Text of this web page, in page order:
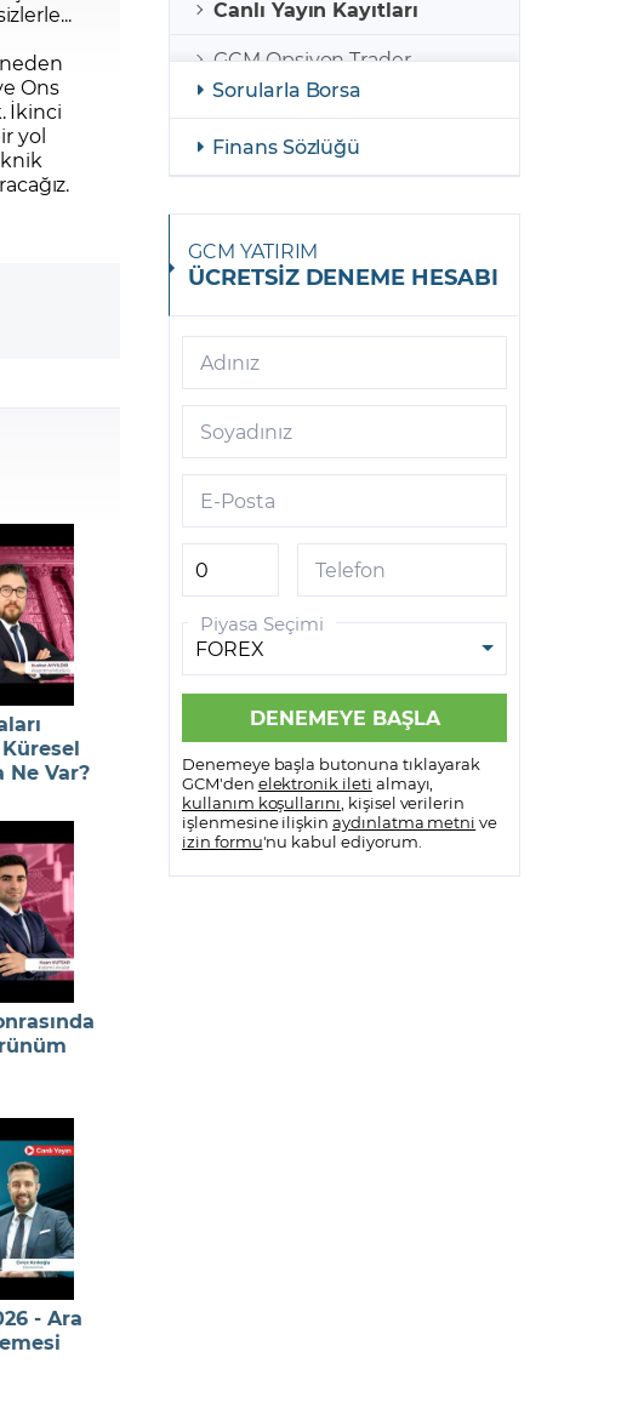
Ons
İkinci
yol
Küresel
Ne Var?
- Ara
Canlı Yayın Kayıtları
GCM Opsiyon Trader
GCM Opsiyon Meta Trader 5
Android
GCM Borsa Trader Mobil
GCM Opsiyon Meta Trader 5
iOS
GCM Trader
GCM Meta Trader4
GCM Trader Mobile
GCM VİOP Meta Trader 5
Android
GCM VİOP Meta Trader 5 IOS
Sorularla Borsa
Finans Sözlüğü
GCM YATIRIM
ÜCRETSİZ DENEME HESABI
Adınız
Soyadınız
E-Posta
Telefon
Piyasa Seçimi
Denemeye başla butonuna tıklayarak
GCM'den elektronik ileti almayı,
kullanım koşullarını , kişisel verilerin
işlenmesine ilişkin aydınlatma metni ve
izin formu'nu kabul ediyorum.